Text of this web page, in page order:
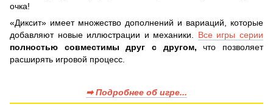
очка!
«Диксит» имеет множество дополнений и вариаций, которые
добавляют новые иллюстрации и механики. Все игры серии
полностью совместимы друг с другом, что позволяет
расширять игровой процесс.
➡ Подробнее об игре...